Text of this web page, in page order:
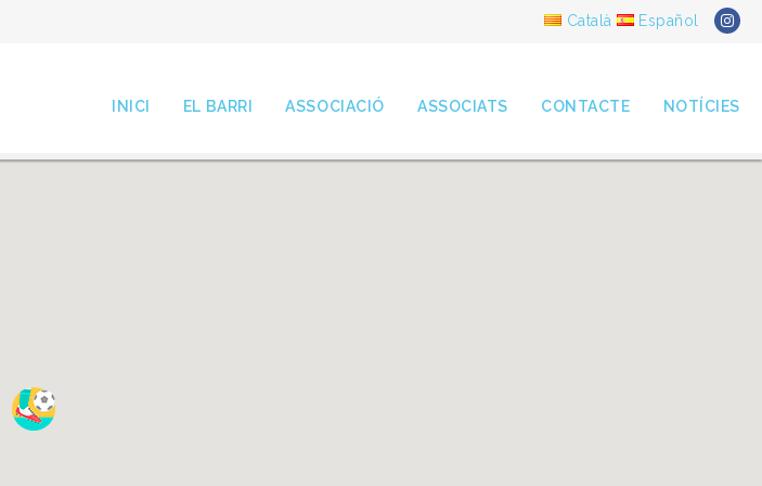
Català Español
INICI EL BARRI ASSOCIACIÓ ASSOCIATS CONTACTE NOTÍCIES